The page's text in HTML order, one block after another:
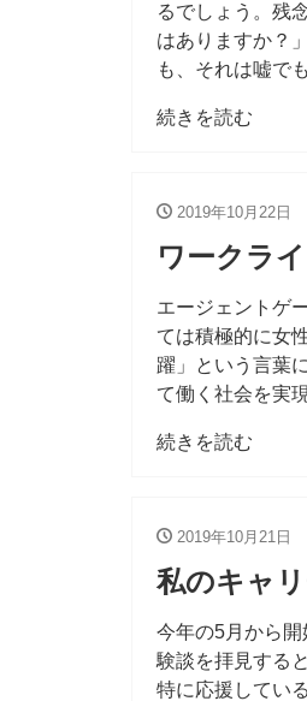
るでしょう。残
はありますか？
も、それは嘘で
続きを読む
2019年10月22日
ワークラ
エージェントゲ
ては積極的に女
躍」という言葉
て働く社会を実
続きを読む
2019年10月21日
私のキャ
今年の5月から
験談を拝見する
特に応援してい